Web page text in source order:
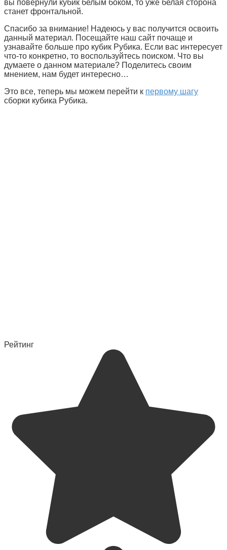
вы повернули кубик белым боком, то уже белая сторона
станет фронтальной.
Спасибо за внимание! Надеюсь у вас получится освоить
данный материал. Посещайте наш сайт почаще и
узнавайте больше про кубик Рубика. Если вас интересует
что-то конкретно, то воспользуйтесь поиском. Что вы
думаете о данном материале? Поделитесь своим
мнением, нам будет интересно…
Это все, теперь мы можем перейти к первому шагу
сборки кубика Рубика.
Рейтинг